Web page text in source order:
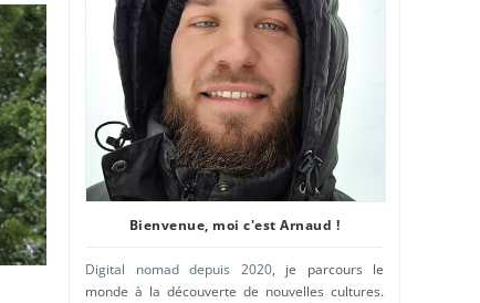
Bienvenue, moi c'est Arnaud !
Digital nomad depuis 2020, je parcours le
monde à la découverte de nouvelles cultures.